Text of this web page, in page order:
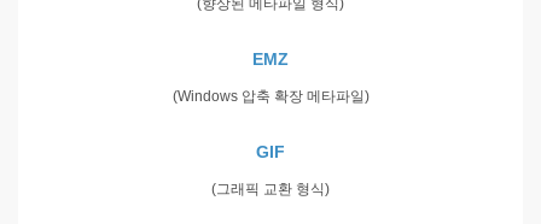
EMZ
(Windows 압축 확장 메타파일)
GIF
(그래픽 교환 형식)